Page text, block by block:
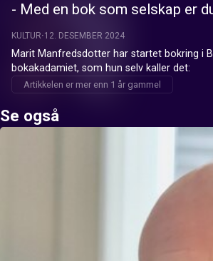
- Med en bok som selskap er
KULTUR 12. DESEMBER 2024
Marit Manfredsdotter har startet bokring i
bokakadamiet, som hun selv kaller det:
Artikkelen er mer enn 1 år gammel
Se også